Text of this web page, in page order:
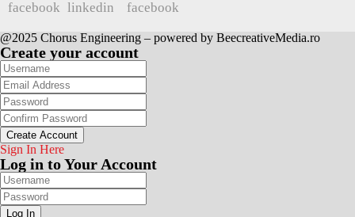
@2025 Chorus Engineering – powered by BeecreativeMedia.ro
Create your account
Create Account
Sign In Here
Log in to Your Account
Log In